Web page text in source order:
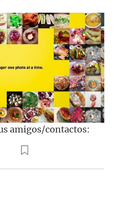
amigos/contactos: